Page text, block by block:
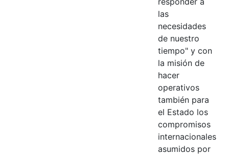
las
necesidades
de nuestro
tiempo" y con
la misión de
hacer
operativos
también para
el Estado los
compromisos
internacionales
asumidos por